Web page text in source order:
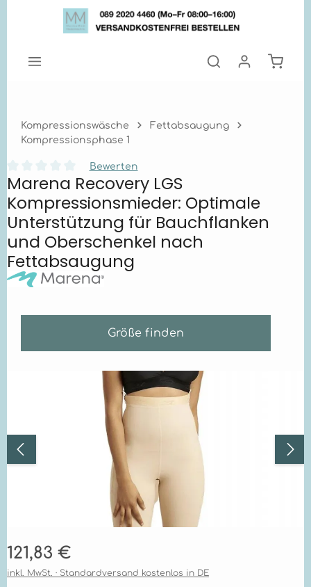
Zum Hauptinhalt springen
Kompressionswäsche
Fettabsaugung
Kompressionsphase 1
Durchschnittliche Bewertung von 0 von 5 Sternen
Bewerten
Marena Recovery LGS
Kompressionsmieder: Optimale
Unterstützung für Bauchflanken
und Oberschenkel nach
Fettabsaugung
Größe finden
Bildergalerie überspringen
Regulärer Preis:
121,83 €
inkl. MwSt. · Standardversand kostenlos in DE